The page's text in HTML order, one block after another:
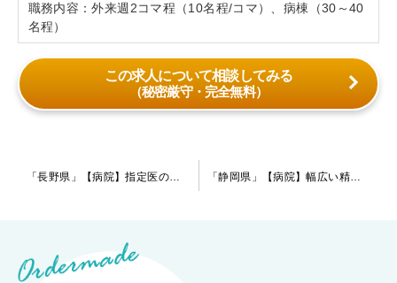
職務内容：外来週2コマ程（10名程/コマ）、病棟（30～40
名程）
この求人について相談してみる
（秘密厳守・完全無料）
ゲ
「長野県」【病院】指定医の資格を活かして働きたい先生におススメです。総合病院にて精神科医としてのご勤務になります。精神科病棟もあり、幅広い疾患の患者様が在院しております。 「静岡県」【病院】幅広い精神科領域に対応している病院です。依存症治療にも注力しております。様々なご経験を積みたいとお考えの先生にお勧めの環境です。